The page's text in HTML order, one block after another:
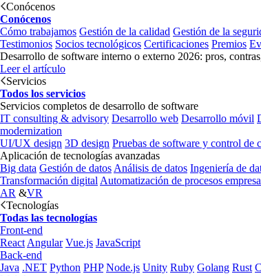
Conócenos
Conócenos
Cómo trabajamos Gestión de la calidad Gestión de la
Testimonios Socios tecnológicos Certificaciones Premios
Desarrollo de software interno o externo 2026: pros,
Leer el artículo
Servicios
Todos los servicios
Servicios completos de desarrollo de software
IT consulting & advisory Desarrollo web Desarrollo móvil
modernization
UI/UX design 3D design Pruebas de software y control de
Aplicación de tecnologías avanzadas
Big data Gestión de datos Análisis de datos Ingeniería de
Transformación digital Automatización de procesos
AR &VR
Tecnologías
Todas las tecnologías
Front-end
React Angular Vue.js JavaScript
Back-end
Java .NET Python PHP Node.js Unity Ruby Golang Rust